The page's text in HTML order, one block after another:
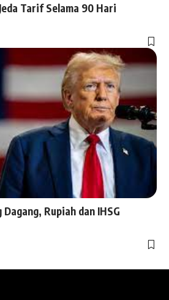
Tarif Selama 90 Hari
Rupiah dan IHSG